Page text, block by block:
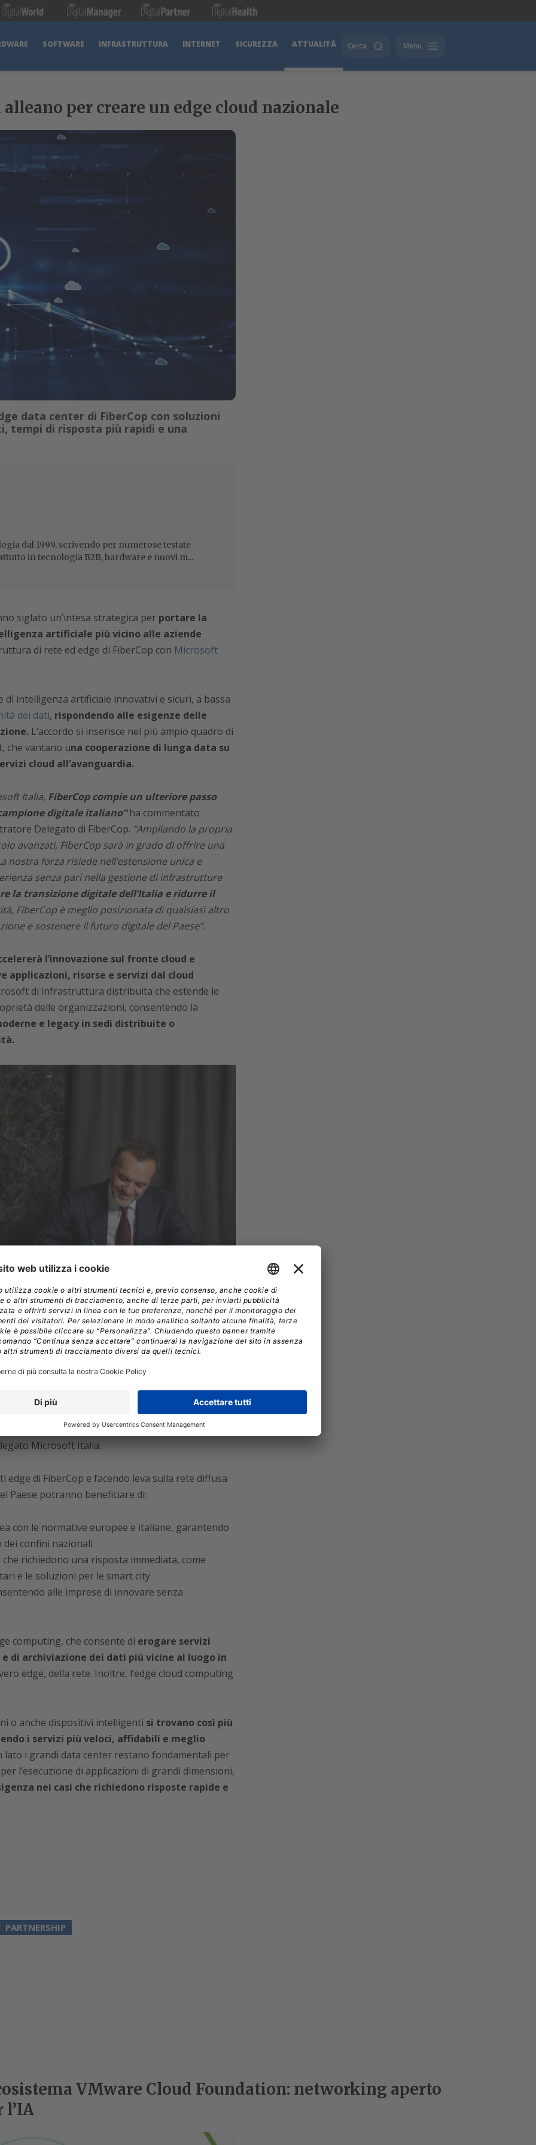
SOFTWARE INFRASTRUTTURA INTERNET SICUREZZA ATTUALITÀ Cerca Menu
per creare un edge cloud nazionale
data center di FiberCop con soluzioni
tempi di risposta più rapidi e una
dal 1999, scrivendo per numerose testate
in tecnologia B2B, hardware e nuovi m...
siglato un’intesa strategica per portare la
artificiale più vicino alle aziende
di rete ed edge di FiberCop con Microsoft
di intelligenza artificiale innovativi e sicuri, a bassa
dei dati, rispondendo alle esigenze delle
L’accordo si inserisce nel più ampio quadro di
che vantano una cooperazione di lunga data su
cloud all’avanguardia.
Italia, FiberCop compie un ulteriore passo
digitale italiano”ha commentato
Delegato di FiberCop. “Ampliando la propria
avanzati, FiberCop sarà in grado di offrire una
nostra forza risiede nell’estensione unica e
senza pari nella gestione di infrastrutture
la transizione digitale dell’Italia e ridurre il
FiberCop è meglio posizionata di qualsiasi altro
e sostenere il futuro digitale del Paese”.
l’innovazione sul fronte cloud e
risorse e servizi dal cloud
di infrastruttura distribuita che estende le
delle organizzazioni, consentendo la
e legacy in sedi distribuite o
permetteremo alle organizzazioni di tutto il
il pieno controllo sui propri dati e
recenti innovazioni in ambito IA”ha dichiarato
Microsoft Italia.
di FiberCop e facendo leva sulla rete diffusa
Paese potranno beneficiare di:
con le normative europee e italiane, garantendo
dei confini nazionali
richiedono una risposta immediata, come
e le soluzioni per le smart city
alle imprese di innovare senza
computing, che consente di erogare servizi
di archiviazione dei dati più vicine al luogo in
edge, della rete. Inoltre, l’edge cloud computing
o anche dispositivi intelligenti si trovano così più
i servizi più veloci, affidabili e meglio
lato i grandi data center restano fondamentali per
l’esecuzione di applicazioni di grandi dimensioni,
nei casi che richiedono risposte rapide e
PARTNERSHIP
VMware Cloud Foundation: networking aperto